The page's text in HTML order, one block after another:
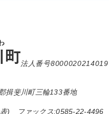
法人番号8000020214019
揖斐川町三輪133番地
) ファックス:0585-22-4496